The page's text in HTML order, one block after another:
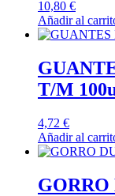
10,80 €
Añadir al
T/M
4,72 €
Añadir al
GORRO